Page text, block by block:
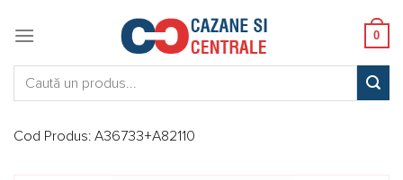
0
Cod Produs: A36733+A82110